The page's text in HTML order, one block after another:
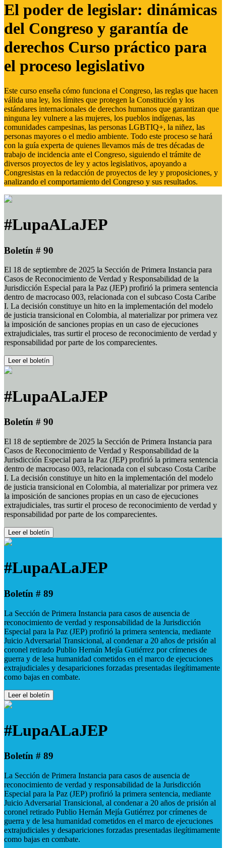
El poder de legislar: dinámicas
del Congreso y garantía de
derechos Curso práctico para
el proceso legislativo
Este curso enseña cómo funciona el Congreso, las reglas que hacen
válida una ley, los límites que protegen la Constitución y los
estándares internacionales de derechos humanos que garantizan que
ninguna ley vulnere a las mujeres, los pueblos indígenas, las
comunidades campesinas, las personas LGBTIQ+, la niñez, las
personas mayores o el medio ambiente. Todo este proceso se hará
con la guía experta de quienes llevamos más de tres décadas de
trabajo de incidencia ante el Congreso, siguiendo el trámite de
diversos proyectos de ley y actos legislativos, apoyando a
Congresistas en la redacción de proyectos de ley y proposiciones, y
analizando el comportamiento del Congreso y sus resultados.
#LupaALaJEP
Boletín # 90
El 18 de septiembre de 2025 la Sección de Primera Instancia para
Casos de Reconocimiento de Verdad y Responsabilidad de la
Jurisdicción Especial para la Paz (JEP) profirió la primera sentencia
dentro de macrocaso 003, relacionada con el subcaso Costa Caribe
I. La decisión constituye un hito en la implementación del modelo
de justicia transicional en Colombia, al materializar por primera vez
la imposición de sanciones propias en un caso de ejecuciones
extrajudiciales, tras surtir el proceso de reconocimiento de verdad y
responsabilidad por parte de los comparecientes.
Leer el boletín
#LupaALaJEP
Boletín # 90
El 18 de septiembre de 2025 la Sección de Primera Instancia para
Casos de Reconocimiento de Verdad y Responsabilidad de la
Jurisdicción Especial para la Paz (JEP) profirió la primera sentencia
dentro de macrocaso 003, relacionada con el subcaso Costa Caribe
I. La decisión constituye un hito en la implementación del modelo
de justicia transicional en Colombia, al materializar por primera vez
la imposición de sanciones propias en un caso de ejecuciones
extrajudiciales, tras surtir el proceso de reconocimiento de verdad y
responsabilidad por parte de los comparecientes.
Leer el boletín
#LupaALaJEP
Boletín # 89
La Sección de Primera Instancia para casos de ausencia de
reconocimiento de verdad y responsabilidad de la Jurisdicción
Especial para la Paz (JEP) profirió la primera sentencia, mediante
Juicio Adversarial Transicional, al condenar a 20 años de prisión al
coronel retirado Publio Hernán Mejía Gutiérrez por crímenes de
guerra y de lesa humanidad cometidos en el marco de ejecuciones
extrajudiciales y desapariciones forzadas presentadas ilegítimamente
como bajas en combate.
Leer el boletín
#LupaALaJEP
Boletín # 89
La Sección de Primera Instancia para casos de ausencia de
reconocimiento de verdad y responsabilidad de la Jurisdicción
Especial para la Paz (JEP) profirió la primera sentencia, mediante
Juicio Adversarial Transicional, al condenar a 20 años de prisión al
coronel retirado Publio Hernán Mejía Gutiérrez por crímenes de
guerra y de lesa humanidad cometidos en el marco de ejecuciones
extrajudiciales y desapariciones forzadas presentadas ilegítimamente
como bajas en combate.